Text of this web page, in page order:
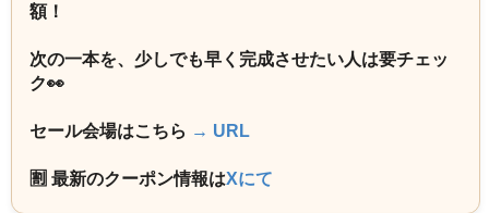
額！
次の一本を、少しでも早く完成させたい人は要チェッ
ク👀
セール会場はこちら → URL
🈹 最新のクーポン情報はXにて